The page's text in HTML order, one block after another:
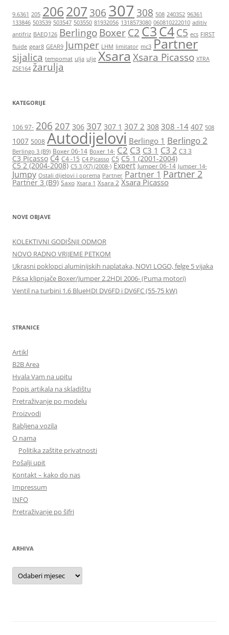
9.6361 205 206207 306 307 308 508 2403S2 96361
133846 503539 503547 503550 81932056 1318573080 060810222010 aditiv
antifriz BAEQ126 Berlingo BoxerC2 C3C4C5 ecs FIRST
fluide gear8 GEAR9 Jumper LHM limitator mc3 Partner
sijalica tempomat ulja ulje Xsara Xsara Picasso XTRA
ZSE164 žarulja
KATEGORIJE
106 97- 206 207 306 307 307 1 307 2 308 308 -14 407 508
1007 5008 Autodijelovi Berlingo 1 Berlingo 2
Berlingo 3 (B9) Boxer 06-14 Boxer 14- C2 C3 C3 1 C3 2 C3 3
C3 Picasso C4 C4 -15 C4 Picasso C5 C5 1 (2001-2004)
C5 2 (2004-2008) C5 3 (X7) (2008-) Expert Jumper 06-14 Jumper 14-
Jumpy Ostali dijelovi i oprema Partner Partner 1 Partner 2
Partner 3 (B9) Saxo Xsara 1 Xsara 2 Xsara Picasso
NOVE OBJAVE
KOLEKTIVNI GODIŠNJI ODMOR
NOVO RADNO VRIJEME PETKOM
Ukrasni poklopci aluminijskih naplataka, NOVI LOGO, felge 5 vijaka
Piksa klipnjače Boxer/Jumper 2.2HDI 2006- (Puma motori)
Ventil na turbini 1.6 BlueHDI DV6FD i DV6FC (55-75 kW)
STRANICE
Artikl
B2B Area
Hvala Vam na upitu
Popis artikala na skladištu
Pretraživanje po modelu
Proizvodi
Rabljena vozila
O nama
Politika zaštite privatnosti
Pošalji upit
Kontakt – kako do nas
Impressum
INFO
Pretraživanje po šifri
ARHIVA
Arhiva